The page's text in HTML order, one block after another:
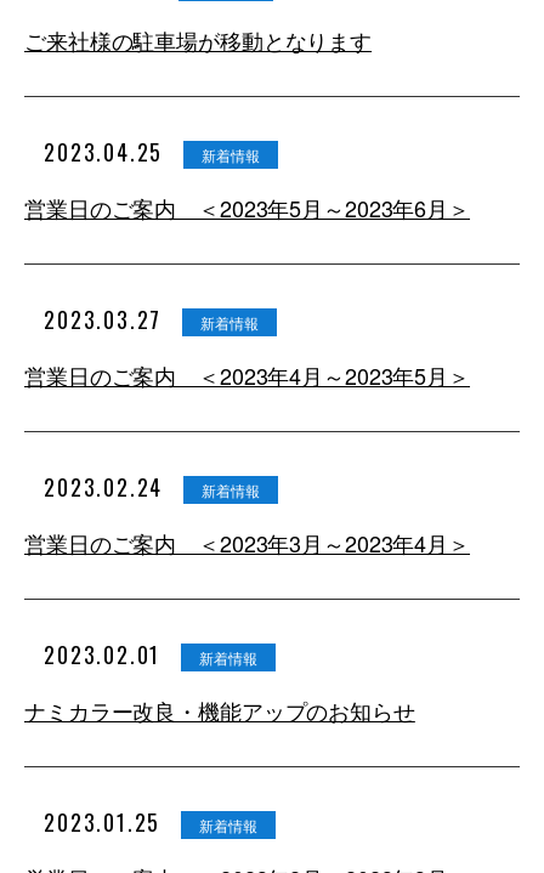
ご来社様の駐車場が移動となります
2023.04.25 新着情報
営業日のご案内 ＜2023年5月～2023年6月＞
2023.03.27 新着情報
営業日のご案内 ＜2023年4月～2023年5月＞
2023.02.24 新着情報
営業日のご案内 ＜2023年3月～2023年4月＞
2023.02.01 新着情報
ナミカラー改良・機能アップのお知らせ
2023.01.25 新着情報